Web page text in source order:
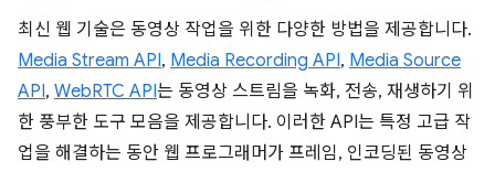
최신 웹 기술은 동영상 작업을 위한 다양한 방법을 제공합니다.
Media Stream API, Media Recording API, Media Source
API, WebRTC API는 동영상 스트림을 녹화, 전송, 재생하기 위
한 풍부한 도구 모음을 제공합니다. 이러한 API는 특정 고급 작
업을 해결하는 동안 웹 프로그래머가 프레임, 인코딩된 동영상